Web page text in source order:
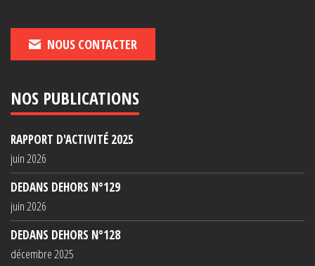
NOUS CONTACTER
NOS PUBLICATIONS
RAPPORT D'ACTIVITÉ 2025
juin 2026
DEDANS DEHORS N°129
juin 2026
DEDANS DEHORS N°128
décembre 2025